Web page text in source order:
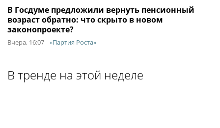
В Госдуме предложили вернуть пенсионный
возраст обратно: что скрыто в новом
законопроекте?
Вчера, 16:07 «Партия Роста»
В тренде на этой неделе